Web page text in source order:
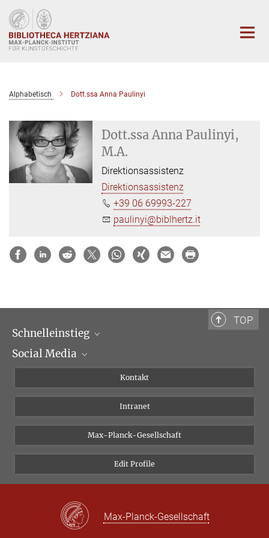
Hauptinhalt
Alphabetisch Dott.ssa Anna Paulinyi
Dott.ssa Anna Paulinyi,
M.A.
Direktionsassistenz
Direktionsassistenz
+39 06 69993-227
paulinyi@biblhertz.it
TOP
Schnelleinstieg
Wissenschaftliche Abteilungen
Social Media
Instagram
Bluesky
Vimeo
Newsletter
Kontakt
Intranet
Max-Planck-Gesellschaft
Edit Profile
Max-Planck-Gesellschaft